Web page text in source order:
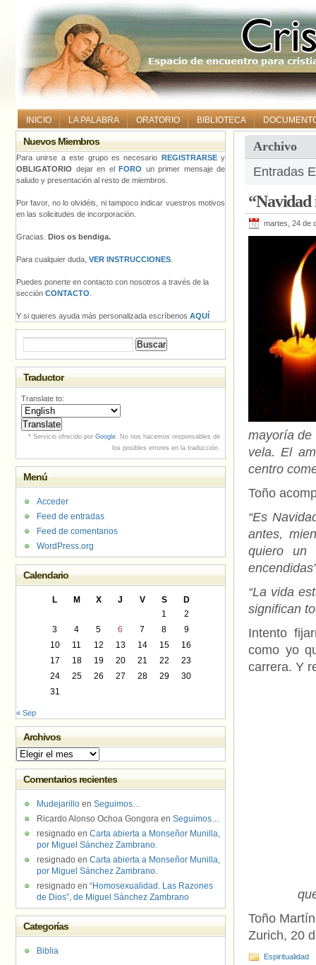
INICIO LA PALABRA ORATORIO BIBLIOTECA
Archivo
Entradas
martes, 24 de
mayoría de
vela. El
centro
Toño
“Es
antes,
quiero un
“La vida
significan
Intento
como yo
carrera. Y
Toño
Zurich, 20
Espiritualidad
Nuevos Miembros
Para unirse a este grupo es necesario REGISTRARSEy
OBLIGATORIO dejar en el FORO un primer mensaje de
saludo y presentación al resto de miembros.
Por favor, no lo olvidéis, ni tampoco indicar vuestros motivos
en las solicitudes de incorporación.
Gracias. Dios os bendiga.
Para cualquier duda, VER INSTRUCCIONES
Puedes ponerte en contacto con nosotros a través de la
sección CONTACTO
Y si quieres ayuda más personalizada escríbenos AQUÍ
Traductor
Translate to:
* Servicio ofrecido por Google. No nos hacemos responsables de
los posibles errores en la traducción.
Menú
Acceder
Feed de entradas
Feed de comentarios
WordPress.org
Calendario
L M X J V S
D
1
2
3
4 5 6 7 8
9
10
11 12 13 14 15
16
17
18 19 20 21 22
23
24
25 26 27 28 29
30
31
« Sep
Archivos
Archivos
Comentarios recientes
Mudejarillo en Seguimos…
Ricardo Alonso Ochoa Gongora en Seguimos…
resignado en Carta abierta a Monseñor Munilla,
por Miguel Sánchez Zambrano.
resignado en Carta abierta a Monseñor Munilla,
por Miguel Sánchez Zambrano.
resignado en “Homosexualidad. Las Razones
de Dios”, de Miguel Sánchez Zambrano
Categorías
Biblia